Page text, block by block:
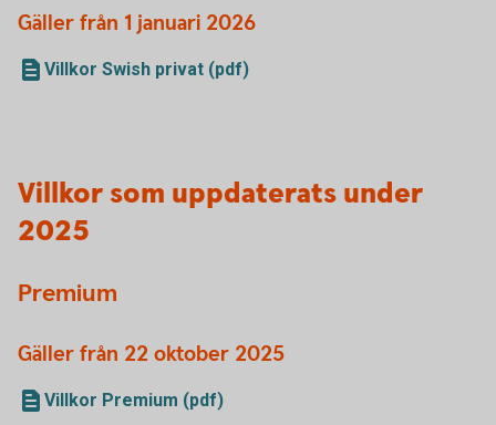
Gäller från 1 januari 2026
Villkor Swish privat (pdf)
Villkor som uppdaterats under
2025
Premium
Gäller från 22 oktober 2025
Villkor Premium (pdf)